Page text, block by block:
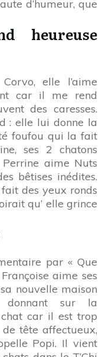
d’humeur, que
heureuse
elle l’aime
car il me rend
des caresses.
: elle lui donne la
foufou qui la fait
ses 2 chatons
Perrine aime Nuts
bêtises inédites.
des yeux ronds
qu’ elle grince
par « Que
aime ses
nouvelle maison
donnant sur la
car il est trop
tête affectueux,
Popi. Il vient